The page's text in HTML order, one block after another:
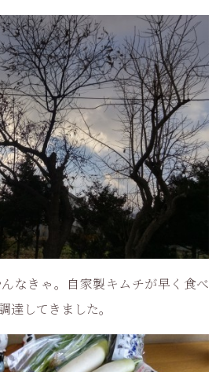
なきゃ。自家製キムチが早く食べ
達してきました。